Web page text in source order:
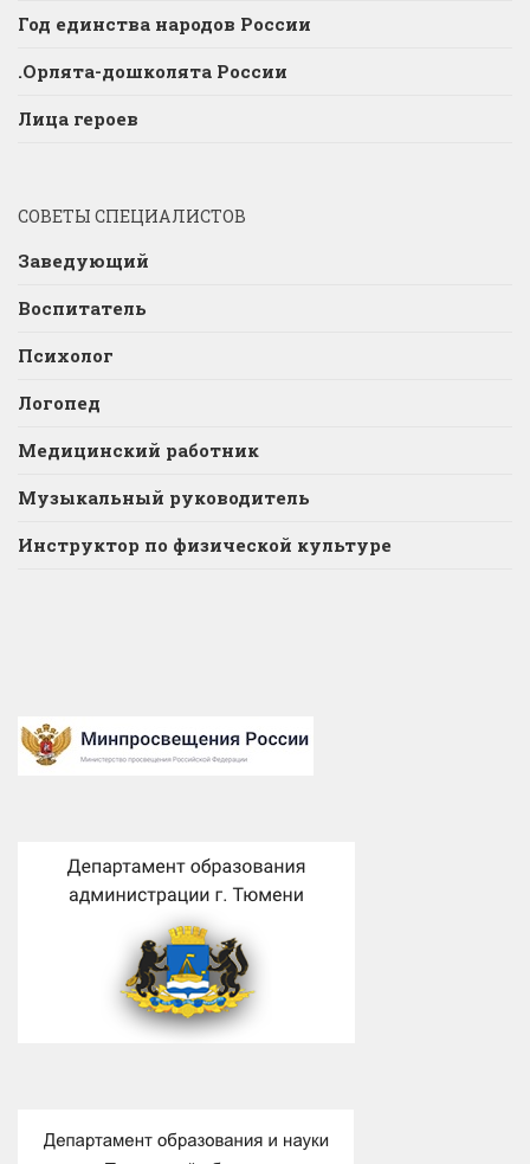
Год единства народов России
.Орлята-дошколята России
Лица героев
СОВЕТЫ СПЕЦИАЛИСТОВ
Заведующий
Воспитатель
Психолог
Логопед
Медицинский работник
Музыкальный руководитель
Инструктор по физической культуре